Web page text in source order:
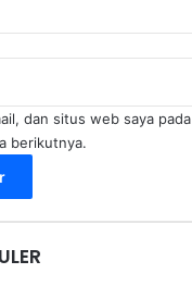
dan situs web saya
berikutnya.